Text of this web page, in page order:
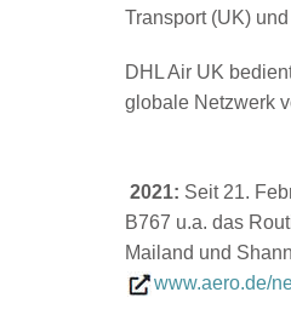
Transport (UK)
DHL Air UK
globale Netzwerk
2021: Seit 21.
B767 u.a. das
Mailand und
www.aero.de/